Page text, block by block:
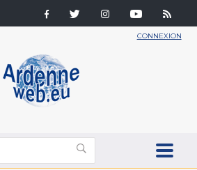
CONNEXION